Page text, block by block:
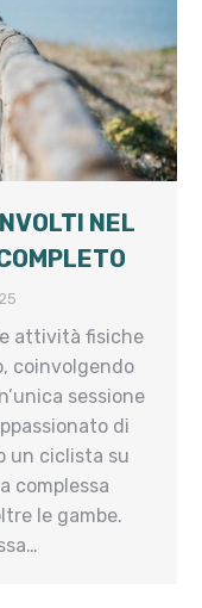
NEL
attività fisiche
coinvolgendo
sessione
di
un ciclista su
complessa
le gambe.